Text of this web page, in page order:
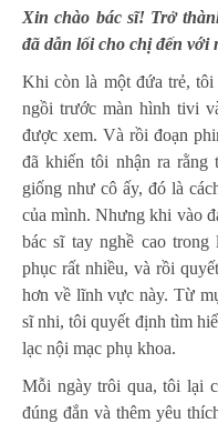
Xin chào bác sĩ! Trở
đã dẫn lối cho chị đến với
Khi còn là một đứa trẻ,
ngồi trước màn hình tivi
được xem. Và rồi đoạn
đã khiến tôi nhận ra rằng
giống như cô ấy, đó là
của mình. Nhưng khi vào
bác sĩ tay nghề cao
phục rất nhiều, và rồi
hơn về lĩnh vực này. Từ
sĩ nhi, tôi quyết định tìm
lạc nội mạc phụ khoa.
Mỗi ngày trôi qua, tôi lại
đúng đắn và thêm yêu